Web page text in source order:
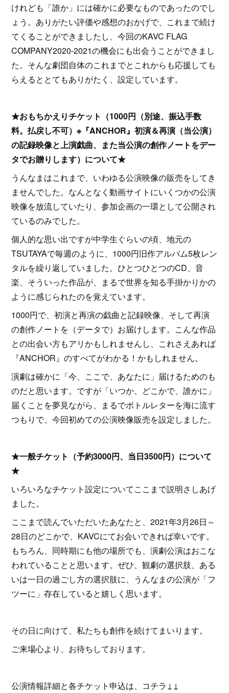
けれども「誰か」には確かに必要なものであったのでし
ょう。ありがたい評価や感想のおかげで、これまで続け
てくることができましたし、今回のKAVC FLAG
COMPANY2020-2021の機会にも出会うことができまし
た。そんな劇団自体のこれまでとこれからも応援しても
らえるととてもありがたく、設定しています。
★おもちかえりチケット（1000円（別途、振込手数
料。払戻し不可）※『ANCHOR』初演＆再演（当公演）
の記録映像と上演戯曲、また当公演の創作ノートをデー
タでお贈りします）について★
うんなまはこれまで、いわゆる公演映像の販売をしてき
ませんでした。なんとなく動画サイトにいくつかの公演
映像を放流していたり、参加企画の一環として公開され
ているのみでした。
個人的な思い出ですが中学生ぐらいの頃、地元の
TSUTAYAで毎週のように、1000円旧作アルバム5枚レン
タルを繰り返していました。ひとつひとつのCD、音
楽、そういった作品が、まるで世界を知る手掛かりかの
ように感じられたのを覚えています。
1000円で、初演と再演の戯曲と記録映像、そして再演
の創作ノートを（データで）お届けします。こんな作品
との出会い方もアリかもしれませんし、これさえあれば
『ANCHOR』のすべてがわかる！かもしれません。
演劇は確かに「今、ここで、あなたに」届けるためのも
のだと思います。ですが「いつか、どこかで、誰かに」
届くことを夢見ながら、まるでボトルレターを海に流す
つもりで、今回初めての公演映像販売を設定しました。
★一般チケット（予約3000円、当日3500円）について
★
いろいろなチケット設定についてここまで説明さしあげ
ました。
ここまで読んでいただいたあなたと、2021年3月26日～
28日のどこかで、KAVCにてお会いできれば幸いです。
もちろん、同時期にも他の場所でも、演劇公演はおこな
われていることと思います。ぜひ、観劇の選択肢、ある
いは一日の過ごし方の選択肢に、うんなまの公演が「フ
ツーに」存在していると嬉しく思います。
その日に向けて、私たちも創作を続けてまいります。
ご来場心より、お待ちしております。
公演情報詳細と各チケット申込は、コチラ↓↓